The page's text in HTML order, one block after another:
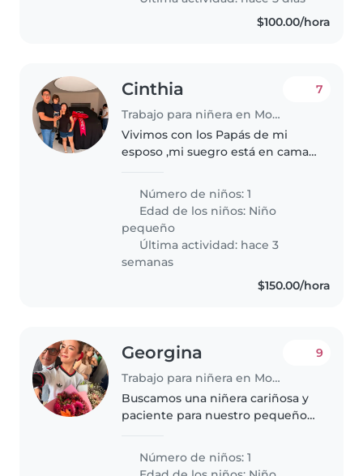
$100.00/hora
Cinthia
Trabajo para niñera en Monterrey
7
Vivimos con los Papás de mi
esposo ,mi suegro está en cama,
vivienda para poder estar con el
niño dónde quiera
Número de niños: 1
Edad de los niños: Niño
pequeño
Última actividad: hace 3
semanas
$150.00/hora
Georgina
Trabajo para niñera en Monterrey
9
Buscamos una niñera cariñosa y
paciente para nuestro pequeño
creatividad. Que le encante
jugar, ex
Número de niños: 1